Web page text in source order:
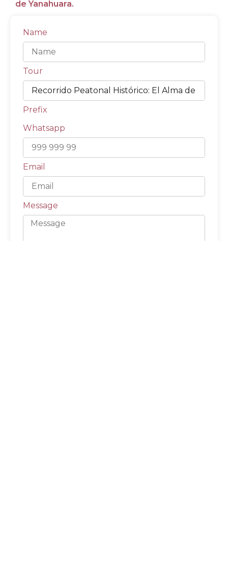
Name
Tour
Prefix
Whatsapp
Email
Message